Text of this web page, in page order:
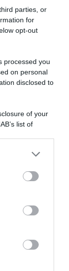
parties, or
for
opt-out
processed you
on personal
disclosed to
of your
list of
to third parties
more Google
including but
may click to
party tags to
Battaglia